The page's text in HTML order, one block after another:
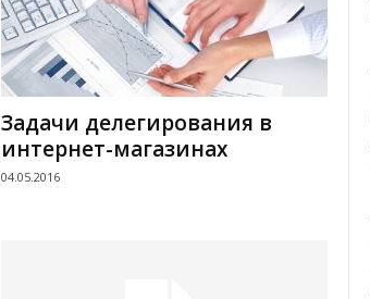
Задачи делегирования в
интернет-магазинах
04.05.2016